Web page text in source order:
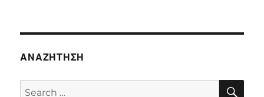
ΑΝΑΖΉΤΗΣΗ
Search